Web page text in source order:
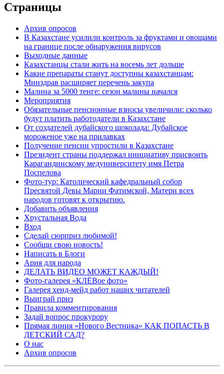
Страницы
Архив опросов
В Казахстане усилили контроль за фруктами и овощами
на границе после обнаружения вирусов
Выходные данные
Казахстанцы стали жить на восемь лет дольше
Какие препараты станут доступны казахстанцам:
Минздрав расширяет перечень закупа
Малина за 5000 тенге: сезон малины начался
Мероприятия
Обязательные пенсионные взносы увеличили: сколько
будут платить работодатели в Казахстане
От создателей дубайского шоколада: Дубайское
мороженое уже на прилавках
Получение пенсии упростили в Казахстане
Президент страны поддержал инициативу присвоить
Карагандинскому медуниверситету имя Петра
Поспелова
Фото-тур: Католический кафедральный собор
Пресвятой Девы Марии Фатимской, Матери всех
народов готовят к открытию.
Добавить объявления
Хрустальная Вода
Вход
Сделай сюрприз любимой!
Сообщи свою новость!
Написать в Блоги
Ария для народа
ДЕЛАТЬ ВИДЕО МОЖЕТ КАЖДЫЙ!
Фото-галерея «КЛЁВое фото»
Галерея хенд-мейд работ наших читателей
Выиграй приз
Правила комментирования
Задай вопрос прокурору
Прямая линия «Нового Вестника» КАК ПОПАСТЬ В
ДЕТСКИЙ САД?
О нас
Архив опросов